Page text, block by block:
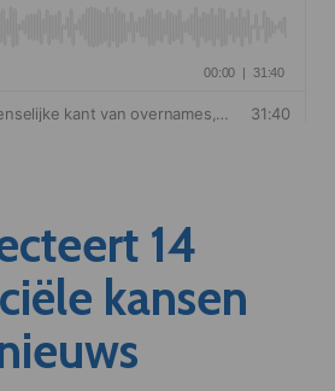
14
kansen